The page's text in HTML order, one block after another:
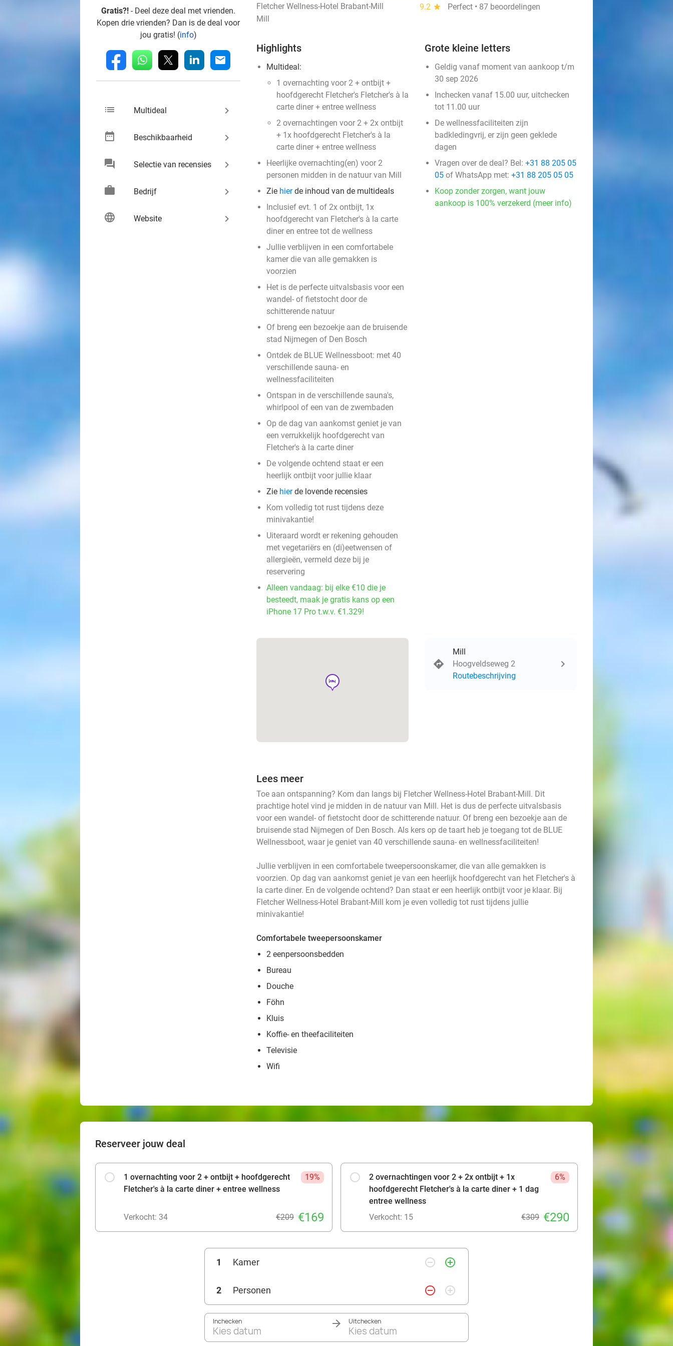
Gratis?! - Deel deze deal met vrienden.
Kopen drie vrienden? Dan is de deal voor
jou gratis! (info)
fb whatsapp linkedin mail
list Multideal keyboard_arrow_right
date_range Beschikbaarheid keyboard_arrow_right
chat Selectie van recensies keyboard_arrow_right
work Bedrijf keyboard_arrow_right
language Website keyboard_arrow_right
Fletcher Wellness-Hotel Brabant-Mill 9.2 star
Perfect • 87 beoordelingen
Mill
Highlights
Multideal:
1 overnachting voor 2 + ontbijt +
hoofdgerecht Fletcher's Fletcher's à la
carte diner + entree wellness
2 overnachtingen voor 2 + 2x ontbijt
+ 1x hoofdgerecht Fletcher's à la
carte diner + entree wellness
Heerlijke overnachting(en) voor 2
personen midden in de natuur van Mill
Zie hierde inhoud van de multideals
Inclusief evt. 1 of 2x ontbijt, 1x
hoofdgerecht van Fletcher's à la carte
diner en entree tot de wellness
Jullie verblijven in een comfortabele
kamer die van alle gemakken is
voorzien
Het is de perfecte uitvalsbasis voor een
wandel- of fietstocht door de
schitterende natuur
Of breng een bezoekje aan de bruisende
stad Nijmegen of Den Bosch
Ontdek de BLUE Wellnessboot: met 40
verschillende sauna- en
wellnessfaciliteiten
Ontspan in de verschillende sauna's,
whirlpool of een van de zwembaden
Op de dag van aankomst geniet je van
een verrukkelijk hoofdgerecht van
Fletcher's à la carte diner
De volgende ochtend staat er een
heerlijk ontbijt voor jullie klaar
Zie hierde lovende recensies
Kom volledig tot rust tijdens deze
minivakantie!
Uiteraard wordt er rekening gehouden
met vegetariërs en (di)eetwensen of
allergieën, vermeld deze bij je
reservering
Alleen vandaag: bij elke €10 die je
besteedt, maak je gratis kans op een
iPhone 17 Pro t.w.v. €1.329!
Grote kleine letters
Geldig vanaf moment van aankoop t/m
30 sep 2026
Inchecken vanaf 15.00 uur, uitchecken
tot 11.00 uur
De wellnessfaciliteiten zijn
badkledingvrij, er zijn geen geklede
dagen
Vragen over de deal? Bel: +31 88 205 05
05 of WhatsApp met: +31 88 205 05 05
Koop zonder zorgen, want jouw
aankoop is 100% verzekerd (meer info)
hotel
Mill
Hoogveldseweg 2
Routebeschrijving
Lees meer
Toe aan ontspanning? Kom dan langs bij Fletcher Wellness-Hotel Brabant-Mill. Dit
prachtige hotel vind je midden in de natuur van Mill. Het is dus de perfecte uitvalsbasis
voor een wandel- of fietstocht door de schitterende natuur. Of breng een bezoekje aan de
bruisende stad Nijmegen of Den Bosch. Als kers op de taart heb je toegang tot de BLUE
Wellnessboot, waar je geniet van 40 verschillende sauna- en wellnessfaciliteiten!
Jullie verblijven in een comfortabele tweepersoonskamer, die van alle gemakken is
voorzien. Op dag van aankomst geniet je van een heerlijk hoofdgerecht van het Fletcher's à
la carte diner. En de volgende ochtend? Dan staat er een heerlijk ontbijt voor je klaar. Bij
Fletcher Wellness-Hotel Brabant-Mill kom je even volledig tot rust tijdens jullie
minivakantie!
Comfortabele tweepersoonskamer
2 eenpersoonsbedden
Bureau
Douche
Föhn
Kluis
Koffie- en theefaciliteiten
Televisie
Wifi
Reserveer jouw deal
1 overnachting voor 2 + ontbijt + hoofdgerecht
Fletcher's à la carte diner + entree wellness
19%
Verkocht: 34 €209 €169
2 overnachtingen voor 2 + 2x ontbijt + 1x
hoofdgerecht Fletcher's à la carte diner + 1 dag
entree wellness
6%
Verkocht: 15 €309 €290
1 Kamer remove_circle_outline add_circle_outline
2 Personen remove_circle_outline add_circle_outline
Inchecken
Kies datum
Uitchecken
Kies datum